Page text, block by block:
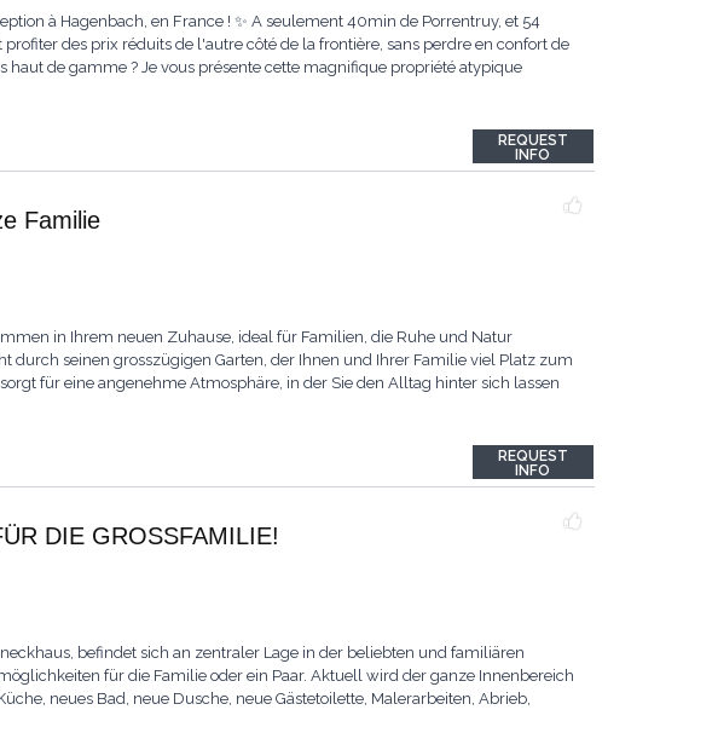
à Hagenbach, en France ! ✨ A seulement 40min de Porrentruy, et 54
des prix réduits de l'autre côté de la frontière, sans perdre en confort de
haut de gamme ? Je vous présente cette magnifique propriété atypique
REQUEST
INFO
Familie
in Ihrem neuen Zuhause, ideal für Familien, die Ruhe und Natur
durch seinen grosszügigen Garten, der Ihnen und Ihrer Familie viel Platz zum
für eine angenehme Atmosphäre, in der Sie den Alltag hinter sich lassen
REQUEST
INFO
DIE GROSSFAMILIE!
befindet sich an zentraler Lage in der beliebten und familiären
für die Familie oder ein Paar. Aktuell wird der ganze Innenbereich
neues Bad, neue Dusche, neue Gästetoilette, Malerarbeiten, Abrieb,